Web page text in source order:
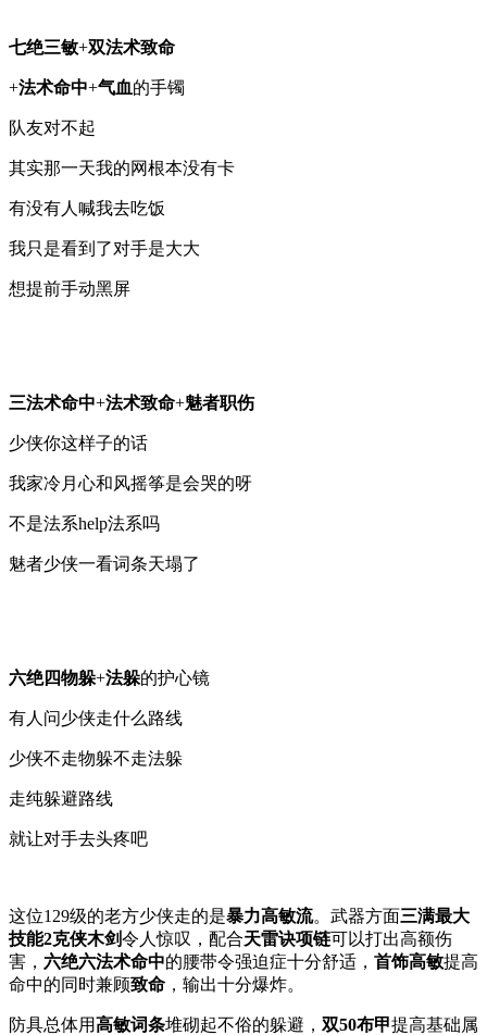
七绝三敏+双法术致命
+法术命中+气血的手镯
队友对不起
其实那一天我的网根本没有卡
有没有人喊我去吃饭
我只是看到了对手是大大
想提前手动黑屏
三法术命中+法术致命+魅者职伤
少侠你这样子的话
我家冷月心和风摇筝是会哭的呀
不是法系help法系吗
魅者少侠一看词条天塌了
六绝四物躲+法躲的护心镜
有人问少侠走什么路线
少侠不走物躲不走法躲
走纯躲避路线
就让对手去头疼吧
这位129级的老方少侠走的是暴力高敏流。武器方面三满最大
技能2克侠木剑令人惊叹，配合天雷诀项链可以打出高额伤
害， 六绝六法术命中的腰带令强迫症十分舒适， 首饰高敏提高
命中的同时兼顾致命 ，输出十分爆炸。
防具总体用高敏词条堆砌起不俗的躲避， 双50布甲提高基础属